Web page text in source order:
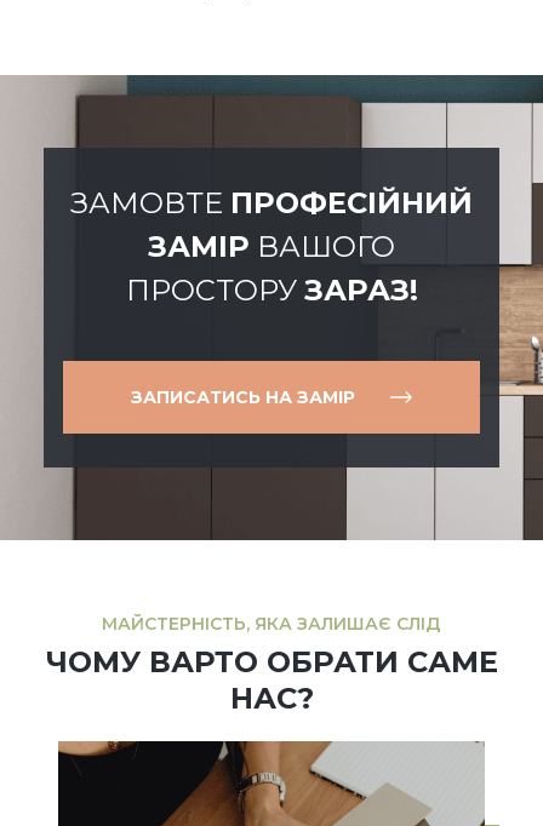
ЗАМОВТЕ ПРОФЕСІЙНИЙ
ЗАМІР ВАШОГО
ПРОСТОРУ ЗАРАЗ!
ЗАПИСАТИСЬ НА ЗАМІР
МАЙСТЕРНІСТЬ, ЯКА ЗАЛИШАЄ СЛІД
ЧОМУ ВАРТО ОБРАТИ САМЕ
НАС?